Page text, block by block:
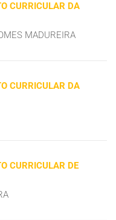
CURRICULAR DA
MADUREIRA
CURRICULAR DA
CURRICULAR DE